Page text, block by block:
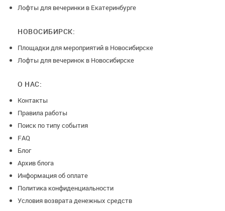
Лофты для вечеринки в Екатеринбурге
НОВОСИБИРСК:
Площадки для мероприятий в Новосибирске
Лофты для вечеринок в Новосибирске
О НАС:
Контакты
Правила работы
Поиск по типу события
FAQ
Блог
Архив блога
Информация об оплате
Политика конфиденциальности
Условия возврата денежных средств